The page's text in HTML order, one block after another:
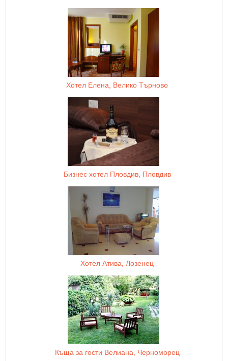
Хотел Елена, Велико Търново
Бизнес хотел Пловдив, Пловдив
Хотел Атива, Лозенец
Къща за гости Велиана, Черноморец